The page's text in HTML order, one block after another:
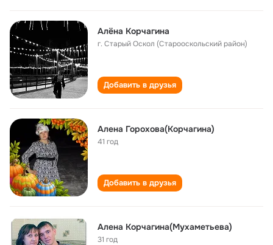
Алёна Корчагина
г. Старый Оскол (Старооскольский район)
Добавить в друзья
Алена Горохова(Корчагина)
41 год
Добавить в друзья
Алена Корчагина(Мухаметьева)
31 год